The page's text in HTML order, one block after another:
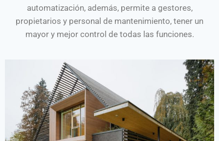
automatización, además, permite a gestores,
propietarios y personal de mantenimiento, tener un
mayor y mejor control de todas las funciones.